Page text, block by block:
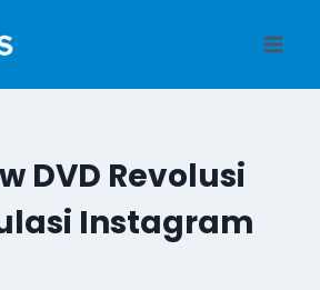
DVD Revolusi
Instagram